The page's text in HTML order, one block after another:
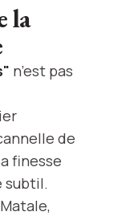
la
n’est pas
de
finesse
subtil.